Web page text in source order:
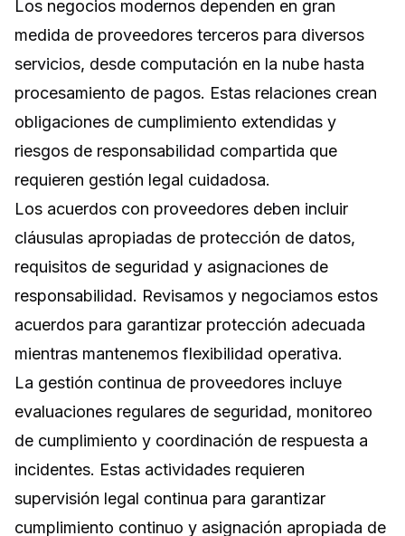
Los negocios modernos dependen en gran
medida de proveedores terceros para diversos
servicios, desde computación en la nube hasta
procesamiento de pagos. Estas relaciones crean
obligaciones de cumplimiento extendidas y
riesgos de responsabilidad compartida que
requieren gestión legal cuidadosa.
Los acuerdos con proveedores deben incluir
cláusulas apropiadas de protección de datos,
requisitos de seguridad y asignaciones de
responsabilidad. Revisamos y negociamos estos
acuerdos para garantizar protección adecuada
mientras mantenemos flexibilidad operativa.
La gestión continua de proveedores incluye
evaluaciones regulares de seguridad, monitoreo
de cumplimiento y coordinación de respuesta a
incidentes. Estas actividades requieren
supervisión legal continua para garantizar
cumplimiento continuo y asignación apropiada de